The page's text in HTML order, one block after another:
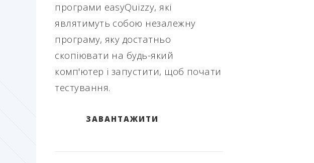
програми easyQuizzy, які
являтимуть собою незалежну
програму, яку достатньо
скопіювати на будь-який
комп'ютер і запустити, щоб почати
тестування.
ЗАВАНТАЖИТИ